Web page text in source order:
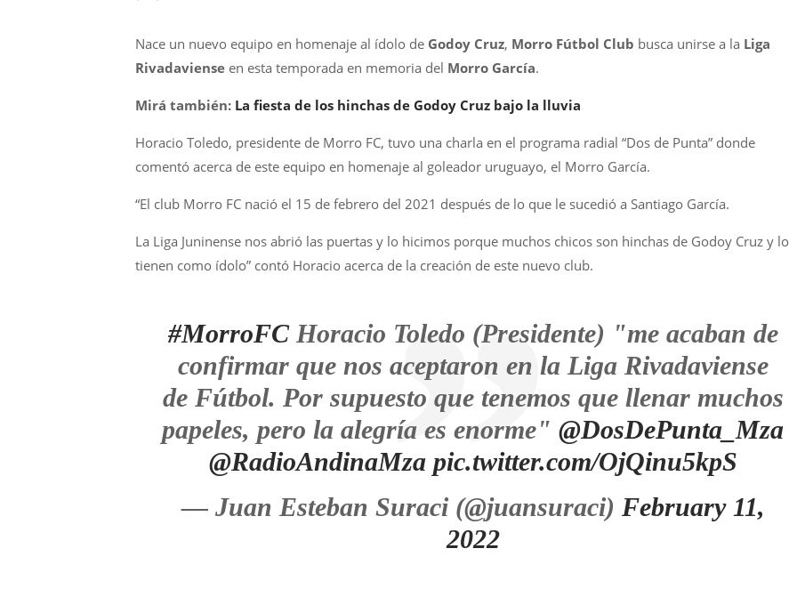
Nace un nuevo equipo en homenaje al ídolo de Godoy Cruz, Morro Fútbol Club busca unirse a la Liga
Rivadaviense en esta temporada en memoria del Morro García.
Mirá también: La fiesta de los hinchas de Godoy Cruz bajo la lluvia
Horacio Toledo, presidente de Morro FC, tuvo una charla en el programa radial “Dos de Punta” donde
comentó acerca de este equipo en homenaje al goleador uruguayo, el Morro García.
“El club Morro FC nació el 15 de febrero del 2021 después de lo que le sucedió a Santiago García.
La Liga Juninense nos abrió las puertas y lo hicimos porque muchos chicos son hinchas de Godoy Cruz y lo
tienen como ídolo” contó Horacio acerca de la creación de este nuevo club.
#MorroFCHoracio Toledo (Presidente) "me acaban de
confirmar que nos aceptaron en la Liga Rivadaviense
de Fútbol. Por supuesto que tenemos que llenar muchos
papeles, pero la alegría es enorme"@DosDePunta_Mza
@RadioAndinaMza pic.twitter.com/OjQinu5kpS
— Juan Esteban Suraci (@juansuraci) February 11,
2022